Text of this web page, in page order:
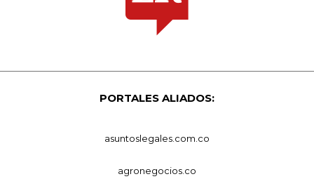
PORTALES ALIADOS:
asuntoslegales.com.co
agronegocios.co